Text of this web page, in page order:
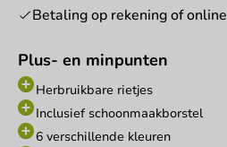
Plus- en minpunten
Herbruikbare rietjes
Inclusief schoonmaakborstel
6 verschillende kleuren
Betaling op rekening of online